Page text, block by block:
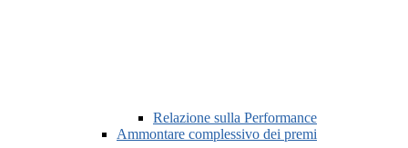
Relazione sulla Performance
Ammontare complessivo dei premi